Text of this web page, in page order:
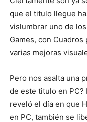
que el titulo llegue
vislumbrar uno de
Games, con
varias mejoras
Pero nos asalta una
de este titulo en
reveló el día en que
en PC, también se